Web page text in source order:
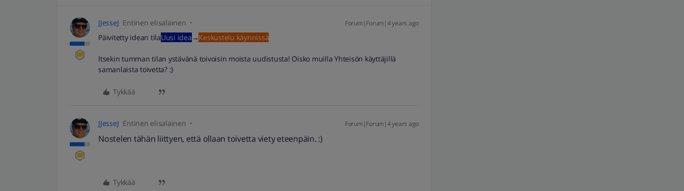
JJesseJ Entinen elisalainen Forum|Forum|4 years ago
Päivitetty idean tilaUusi idea →Keskustelu käynnissä
Itsekin tumman tilan ystävänä toivoisin moista uudistusta! Oisko muilla Yhteisön käyttäjillä
samanlaista toivetta? :)
Tykkää
JJesseJ Entinen elisalainen Forum|Forum|4 years ago
Nostelen tähän liittyen, että ollaan toivetta viety eteenpäin. :)
Tykkää